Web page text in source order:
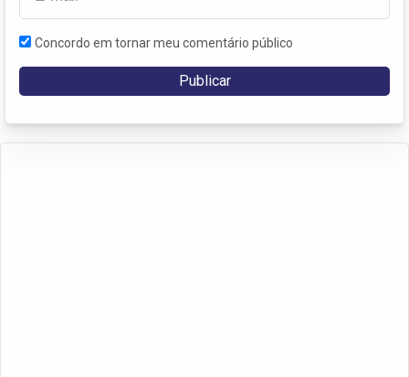
Concordo em tornar meu comentário público